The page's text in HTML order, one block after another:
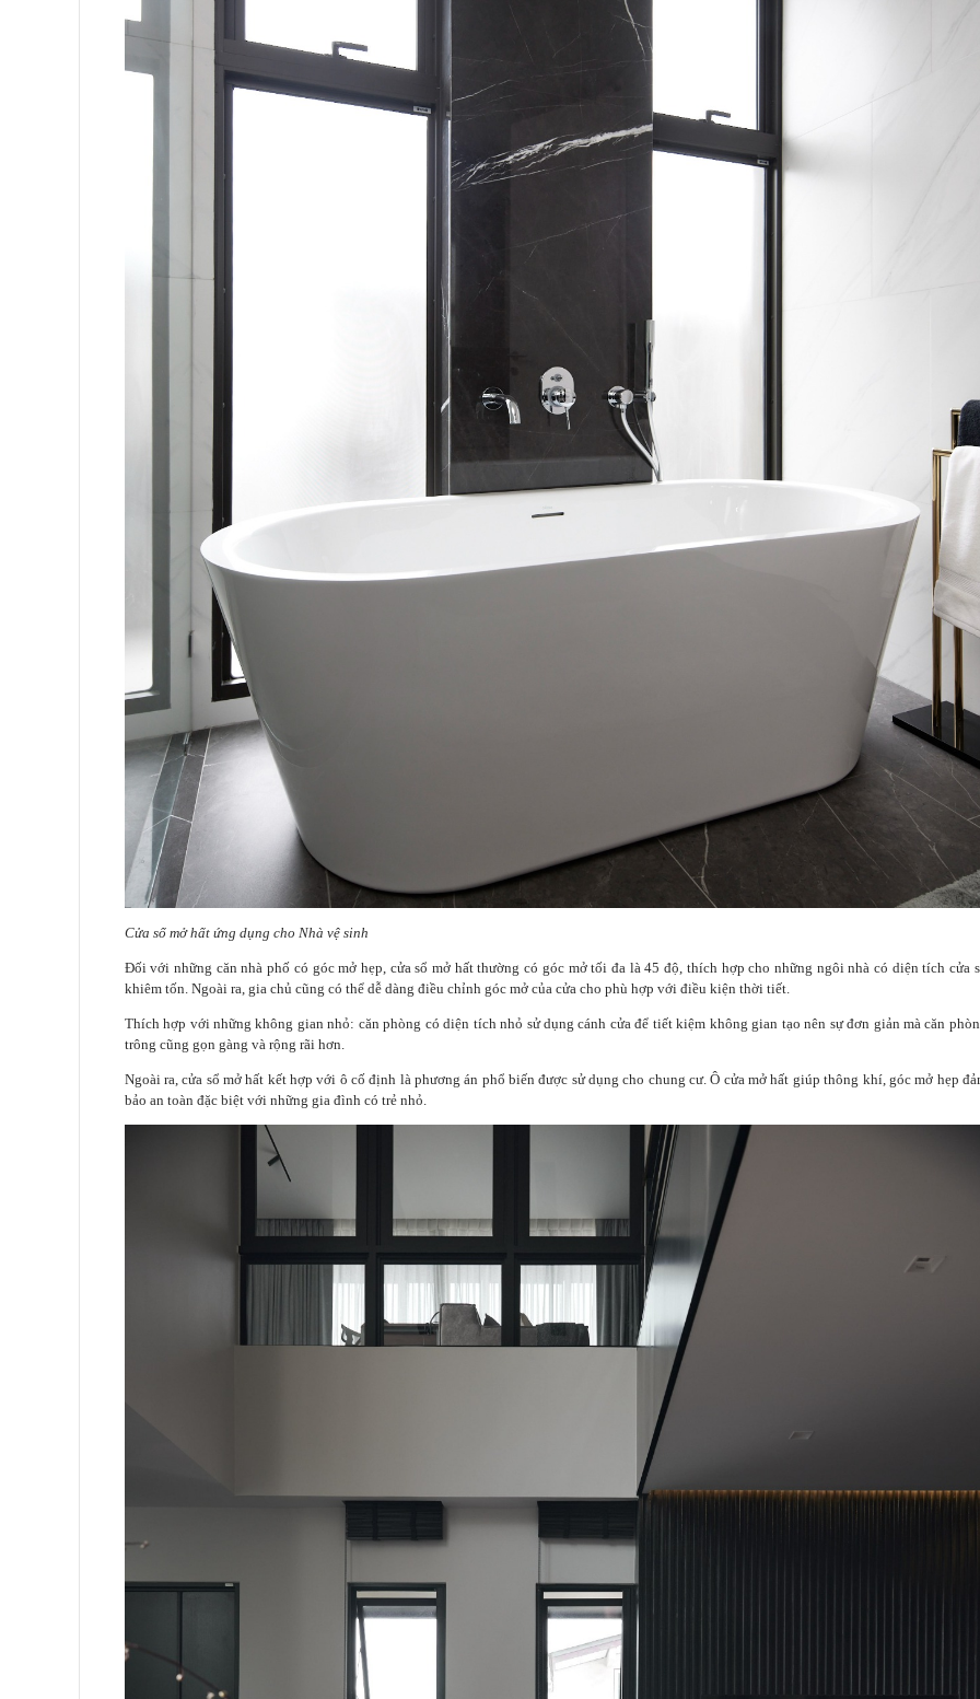
Cửa sổ mở hất ứng dụng cho Nhà vệ sinh
Đối với những căn nhà phố có góc mở hẹp, cửa sổ mở hất thường có góc mở tối đa là 45 độ, thích hợp cho những ngôi nhà có diện tích cửa
khiêm tốn. Ngoài ra, gia chủ cũng có thể dễ dàng điều chỉnh góc mở của cửa cho phù hợp với điều kiện thời tiết.
Thích hợp với những không gian nhỏ: căn phòng có diện tích nhỏ sử dụng cánh cửa để tiết kiệm không gian tạo nên sự đơn giản mà căn
trông cũng gọn gàng và rộng rãi hơn.
Ngoài ra, cửa sổ mở hất kết hợp với ô cố định là phương án phổ biến được sử dụng cho chung cư. Ô cửa mở hất giúp thông khí, góc mở hẹp
bảo an toàn đặc biệt với những gia đình có trẻ nhỏ.